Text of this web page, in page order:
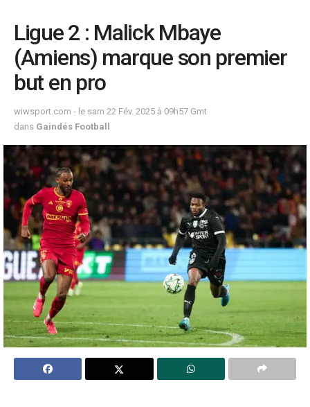
Ligue 2 : Malick Mbaye
(Amiens) marque son premier
but en pro
wiwsport.com - le sam 22 Fév. 2025 à 09h57 Gmt
dans Gaindés Football